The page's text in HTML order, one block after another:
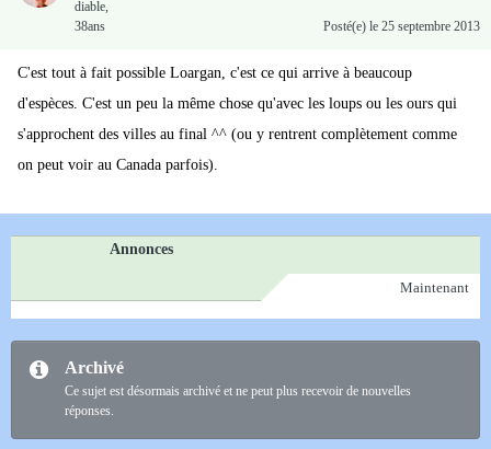
diable,
38ans
Posté(e) le 25 septembre 2013
C'est tout à fait possible Loargan, c'est ce qui arrive à beaucoup
d'espèces. C'est un peu la même chose qu'avec les loups ou les ours qui
s'approchent des villes au final ^^ (ou y rentrent complètement comme
on peut voir au Canada parfois).
Annonces
Maintenant
Archivé
Ce sujet est désormais archivé et ne peut plus recevoir de nouvelles
réponses.